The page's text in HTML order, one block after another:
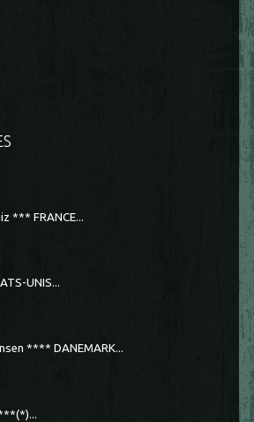
*** FRANCE...
UNIS...
**** DANEMARK...